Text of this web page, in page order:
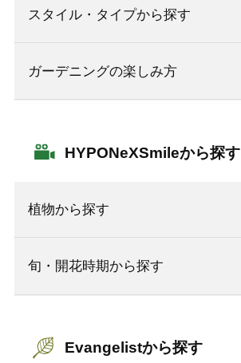
スタイル・タイプから探す
ガーデニングの楽しみ方
HYPONeXSmileから探す
植物から探す
旬・開花時期から探す
Evangelistから探す